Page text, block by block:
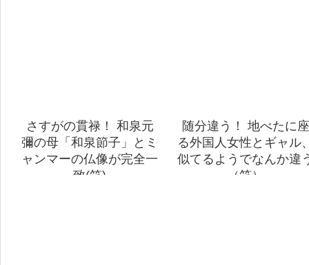
さすがの貫禄！ 和泉元
彌の母「和泉節子」とミ
ャンマーの仏像が完全一
致(笑)
随分違う！ 地べたに座
る外国人女性とギャル
似てるようでなんか違
（笑）